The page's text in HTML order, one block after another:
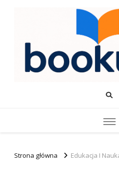
Booku.pl –
Strona główna Edukacja I